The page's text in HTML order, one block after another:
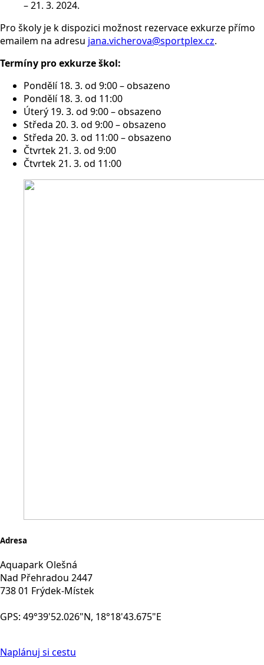
– 21. 3. 2024.
Pro školy je k dispozici možnost rezervace exkurze přímo
emailem na adresu jana.vicherova@sportplex.cz.
Termíny pro exkurze škol:
Pondělí 18. 3. od 9:00 – obsazeno
Pondělí 18. 3. od 11:00
Úterý 19. 3. od 9:00 – obsazeno
Středa 20. 3. od 9:00 – obsazeno
Středa 20. 3. od 11:00 – obsazeno
Čtvrtek 21. 3. od 9:00
Čtvrtek 21. 3. od 11:00
Adresa
Aquapark Olešná
Nad Přehradou 2447
738 01 Frýdek-Místek
GPS: 49°39'52.026"N, 18°18'43.675"E
Naplánuj si cestu